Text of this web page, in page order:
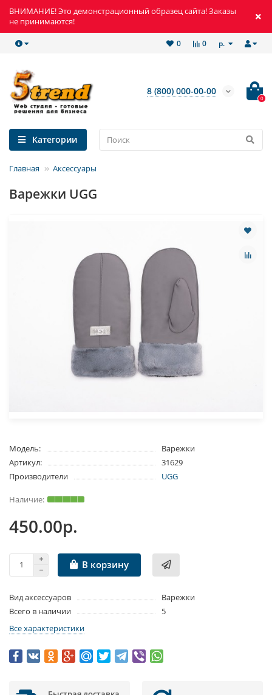
ВНИМАНИЕ! Это демонстрационный образец сайта! Заказы
не принимаются!
р.
0
0
8 (800) 000-00-00
0
Категории
Главная Аксессуары
Варежки UGG
Модель:
Варежки
Артикул:
31629
Производители
UGG
450.00р.
В корзину
Вид аксессуаров
Варежки
Всего в наличии
5
Все характеристики